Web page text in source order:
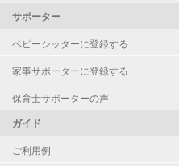
レッスン
お子様の撮影
サポーター
ベビーシッターに登録する
家事サポーターに登録する
保育士サポーターの声
ガイド
ご利用例